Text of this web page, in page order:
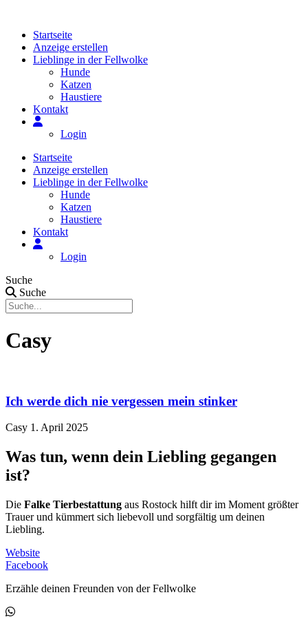
springenStartseite
Anzeige erstellen
Lieblinge in der Fellwolke
Hunde
Katzen
Haustiere
Kontakt
Login
Startseite
Anzeige erstellen
Lieblinge in der Fellwolke
Hunde
Katzen
Haustiere
Kontakt
Login
Suche
Suche
Casy
Ich werde dich nie vergessen mein stinker
Casy 1. April 2025
Was tun, wenn dein Liebling gegangen
ist?
Die Falke Tierbestattung aus Rostock hilft dir im Moment größter
Trauer und kümmert sich liebevoll und sorgfältig um deinen
Liebling.
Website
Facebook
Erzähle deinen Freunden von der Fellwolke